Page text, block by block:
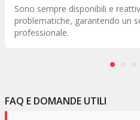
disponibili e reattivi nel
garantendo un servizio
FAQ E DOMANDE UTILI